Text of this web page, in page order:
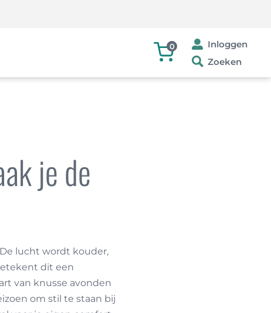
0
Inloggen
Zoeken
je de
lucht wordt kouder,
dit een
van knusse avonden
om stil te staan bij